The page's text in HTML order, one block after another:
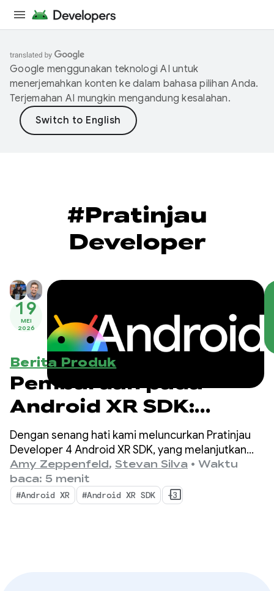
Google menggunakan teknologi AI untuk
menerjemahkan konten ke dalam bahasa pilihan Anda.
Terjemahan AI mungkin mengandung kesalahan.
#Pratinjau
Developer
19
MEI
2026
Berita Produk
Pembaruan pada
Android XR SDK:
Memperkenalkan
Pratinjau Developer 4
Dengan senang hati kami meluncurkan Pratinjau
Developer 4 Android XR SDK, yang melanjutkan
fokus kami untuk menyatukan pengembangan
lintas perangkat untuk headset, kacamata XR
berkabel, dan kacamata pintar.
Amy Zeppenfeld, Stevan Silva • Waktu
baca: 5 menit
#Android XR #Android XR SDK +3